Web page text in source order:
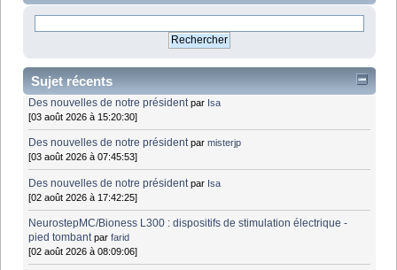
Sujet récents
Des nouvelles de notre président par Isa
[03 août 2026 à 15:20:30]
Des nouvelles de notre président parmisterjp
[03 août 2026 à 07:45:53]
Des nouvelles de notre président par Isa
[02 août 2026 à 17:42:25]
NeurostepMC/Bioness L300 : dispositifs de stimulation électrique -
pied tombant parfarid
[02 août 2026 à 08:09:06]